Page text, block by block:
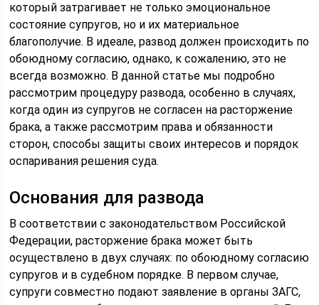
который затрагивает не только эмоциональное
состояние супругов, но и их материальное
благополучие. В идеале, развод должен происходить по
обоюдному согласию, однако, к сожалению, это не
всегда возможно. В данной статье мы подробно
рассмотрим процедуру развода, особенно в случаях,
когда один из супругов не согласен на расторжение
брака, а также рассмотрим права и обязанности
сторон, способы защиты своих интересов и порядок
оспаривания решения суда.
Основания для развода
В соответствии с законодательством Российской
Федерации, расторжение брака может быть
осуществлено в двух случаях: по обоюдному согласию
супругов и в судебном порядке. В первом случае,
супруги совместно подают заявление в органы ЗАГС,